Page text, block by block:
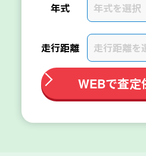
年式 年式を選択
走行距離 走行距離を
WEBで査定